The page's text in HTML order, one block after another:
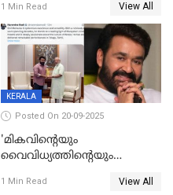
മുംബൈയിലേക്ക് മടങ്ങി
1 Min Read View All
KERALA
Posted On 20-09-2025
'മികവിന്റെയും
വൈവിധ്യത്തിന്റെയും
അഭിനന്ദിച്ച് പ്രധാനമന്ത്രി
1 Min Read View All